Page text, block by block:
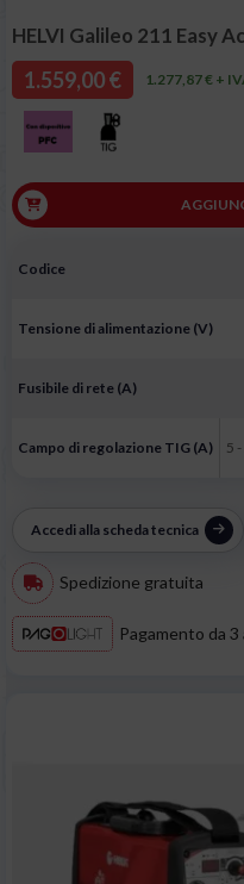
HELVI Galileo 211 Easy
1.559,00 € 1.277,87 € +
Codice
Tensione di alimentazione (V)
Fusibile di rete (A)
Campo di regolazione TIG (A) 5
Accedi alla scheda tecnica
Spedizione gratuita
Pagamento da